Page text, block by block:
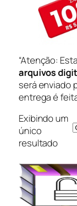
“Atenção:
arquivos
será enviado
entrega é
Exibindo um
único
resultado